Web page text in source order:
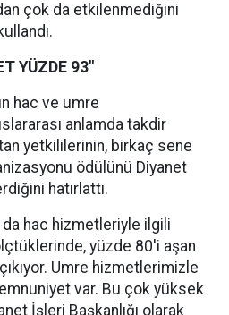
çok da etkilenmediğini
YÜZDE 93"
hac ve umre
anlamda takdir
yetkililerinin, birkaç sene
ödülünü Diyanet
hatırlattı.
da hac hizmetleriyle ilgili
yüzde 80'i aşan
Umre hizmetlerimizle
var. Bu çok yüksek
İşleri Başkanlığı olarak